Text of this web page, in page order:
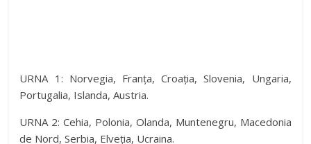
URNA 1: Norvegia, Franța, Croația, Slovenia, Ungaria,
Portugalia, Islanda, Austria.
URNA 2: Cehia, Polonia, Olanda, Muntenegru, Macedonia
de Nord, Serbia, Elveția, Ucraina.